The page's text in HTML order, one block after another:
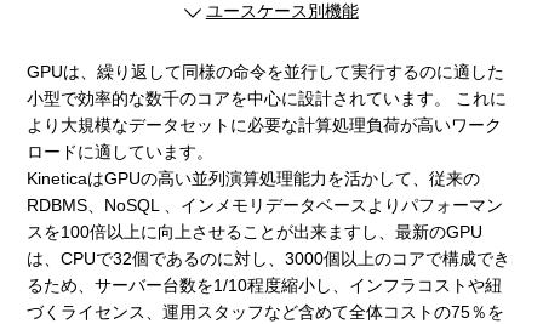
ユースケース別機能
GPUは、繰り返して同様の命令を並行して実行するのに適した
小型で効率的な数千のコアを中心に設計されています。 これに
より大規模なデータセットに必要な計算処理負荷が高いワーク
ロードに適しています。
KineticaはGPUの高い並列演算処理能力を活かして、従来の
RDBMS、NoSQL 、インメモリデータベースよりパフォーマン
スを100倍以上に向上させることが出来ますし、最新のGPU
は、CPUで32個であるのに対し、3000個以上のコアで構成でき
るため、サーバー台数を1/10程度縮小し、インフラコストや紐
づくライセンス、運用スタッフなど含めて全体コストの75％を